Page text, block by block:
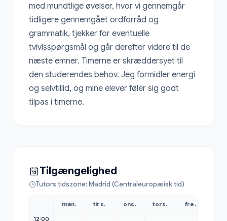
med mundtlige øvelser, hvor vi gennemgår
tidligere gennemgået ordforråd og
grammatik, tjekker for eventuelle
tvivlsspørgsmål og går derefter videre til de
næste emner. Timerne er skræddersyet til
den studerendes behov. Jeg formidler energi
og selvtillid, og mine elever føler sig godt
tilpas i timerne.
Tilgængelighed
Tutors tidszone: Madrid (Centraleuropæisk tid)
12:00
man. tirs. ons. tors. fre.